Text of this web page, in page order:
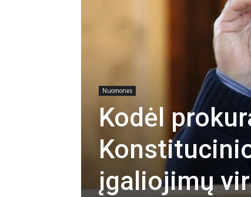
Nuomonės
Kodėl
įgaliojimų